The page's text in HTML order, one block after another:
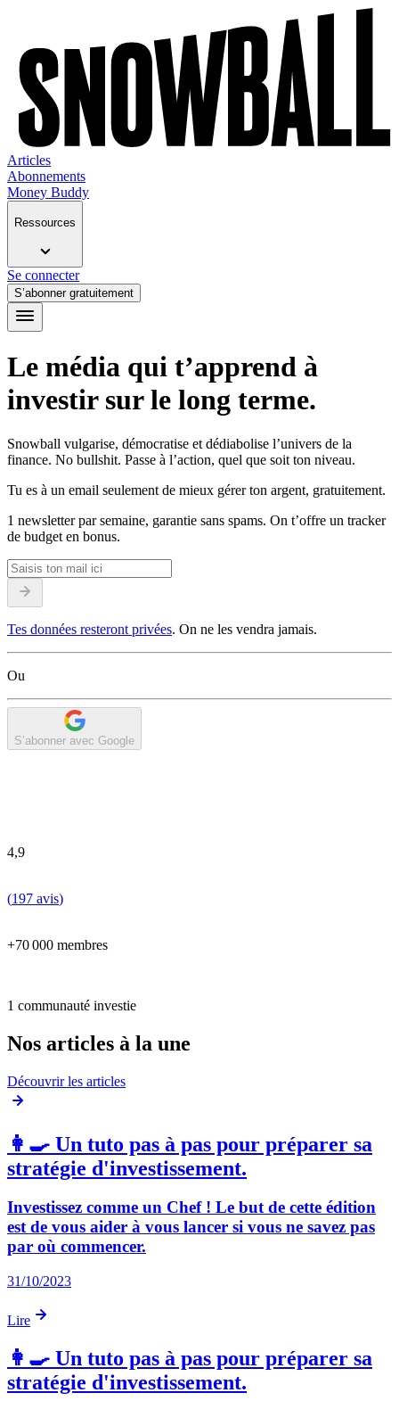
Articles
Abonnements
Money Buddy
Ressources
Se connecter
S’abonner gratuitement
Le média qui t’apprend à
investir sur le long terme.
Snowball vulgarise, démocratise et dédiabolise l’univers de la
finance. No bullshit. Passe à l’action, quel que soit ton niveau.
Tu es à un email seulement de mieux gérer ton argent, gratuitement.
1 newsletter par semaine, garantie sans spams. On t’offre un tracker
de budget en bonus.
Tes données resteront privées. On ne les vendra jamais.
Ou
S’abonner avec Google
4,9
(197 avis)
+70 000 membres
1 communauté investie
Nos articles à la une
Découvrir les articles
👩‍🍳 Un tuto pas à pas pour préparer sa
stratégie d'investissement.
Investissez comme un Chef ! Le but de cette édition
est de vous aider à vous lancer si vous ne savez pas
par où commencer.
31/10/2023
Lire
👩‍🍳 Un tuto pas à pas pour préparer sa
stratégie d'investissement.